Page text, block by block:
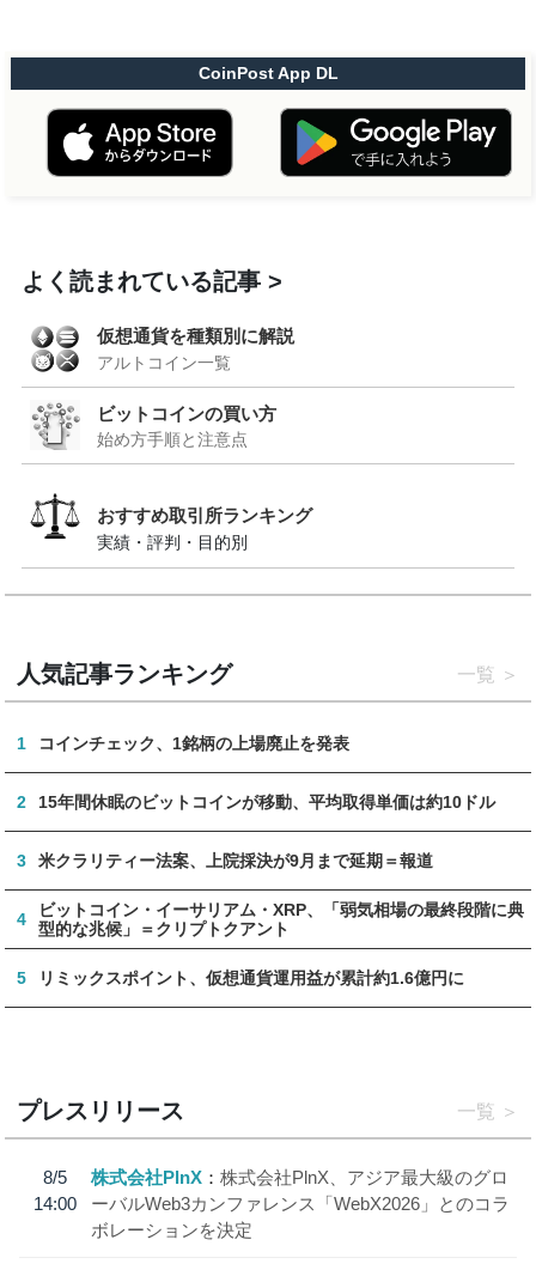
CoinPost App DL
よく読まれている記事
仮想通貨を種類別に解説
アルトコイン一覧
ビットコインの買い方
始め方手順と注意点
おすすめ取引所ランキング
実績・評判・目的別
人気記事ランキング 一覧
1 コインチェック、1銘柄の上場廃止を発表
2 15年間休眠のビットコインが移動、平均取得単価は約10ドル
3 米クラリティー法案、上院採決が9月まで延期＝報道
4
ビットコイン・イーサリアム・XRP、「弱気相場の最終段階に典
型的な兆候」＝クリプトクアント
5 リミックスポイント、仮想通貨運用益が累計約1.6億円に
プレスリリース 一覧
8/5
14:00
株式会社PlnX
株式会社PlnX、アジア最大級のグロ
ーバルWeb3カンファレンス「WebX2026」とのコラ
ボレーションを決定